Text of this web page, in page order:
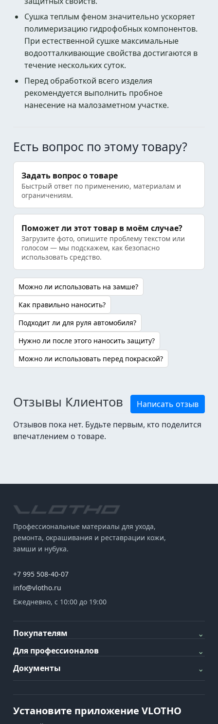
Сушка теплым феном значительно ускоряет
полимеризацию гидрофобных компонентов.
При естественной сушке максимальные
водоотталкивающие свойства достигаются в
течение нескольких суток.
Перед обработкой всего изделия
рекомендуется выполнить пробное
нанесение на малозаметном участке.
Есть вопрос по этому товару?
Задать вопрос о товаре
Быстрый ответ по применению, материалам и
ограничениям.
Поможет ли этот товар в моём случае?
Загрузите фото, опишите проблему текстом или
голосом — мы подскажем, как безопасно
использовать средство.
Можно ли использовать на замше?
Как правильно наносить?
Подходит ли для руля автомобиля?
Нужно ли после этого наносить защиту?
Можно ли использовать перед покраской?
Отзывы Клиентов
Написать отзыв
Отзывов пока нет. Будьте первым, кто поделится
впечатлением о товаре.
Профессиональные материалы для ухода,
ремонта, окрашивания и реставрации кожи,
замши и нубука.
+7 995 508-40-07
info@vlotho.ru
Ежедневно, с 10:00 до 19:00
Покупателям
⌄
Для профессионалов
⌄
Документы
⌄
Установите приложение VLOTHO